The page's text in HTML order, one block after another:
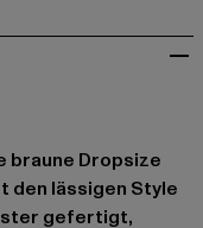
braune Dropsize
den lässigen Style
gefertigt,